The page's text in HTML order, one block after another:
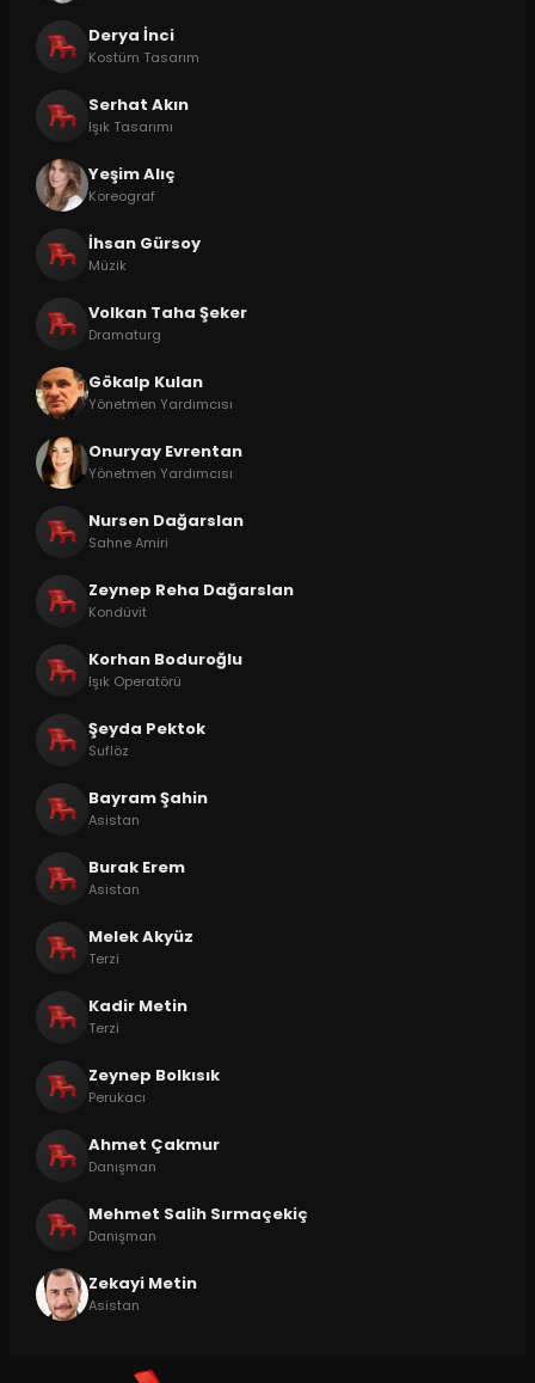
Derya İnci
Kostüm Tasarım
Serhat Akın
Işık Tasarımı
Yeşim Alıç
Koreograf
İhsan Gürsoy
Müzik
Volkan Taha Şeker
Dramaturg
Gökalp Kulan
Yönetmen Yardımcısı
Onuryay Evrentan
Yönetmen Yardımcısı
Nursen Dağarslan
Sahne Amiri
Zeynep Reha Dağarslan
Kondüvit
Korhan Boduroğlu
Işık Operatörü
Şeyda Pektok
Suflöz
Bayram Şahin
Asistan
Burak Erem
Asistan
Melek Akyüz
Terzi
Kadir Metin
Terzi
Zeynep Bolkısık
Perukacı
Ahmet Çakmur
Danışman
Mehmet Salih Sırmaçekiç
Danışman
Zekayi Metin
Asistan